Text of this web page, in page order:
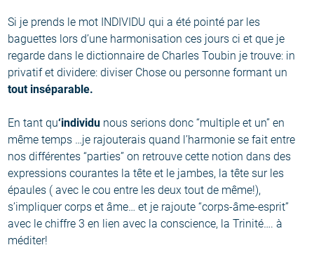
Si je prends le mot INDIVIDU qui a été pointé par les
baguettes lors d’une harmonisation ces jours ci et que je
regarde dans le dictionnaire de Charles Toubin je trouve: in
privatif et dividere: diviser Chose ou personne formant un
tout inséparable.
En tant qu‘individu nous serions donc “multiple et un” en
même temps …je rajouterais quand l’harmonie se fait entre
nos différentes “parties” on retrouve cette notion dans des
expressions courantes la tête et le jambes, la tête sur les
épaules ( avec le cou entre les deux tout de même!),
s’impliquer corps et âme… et je rajoute “corps-âme-esprit”
avec le chiffre 3 en lien avec la conscience, la Trinité…. à
méditer!